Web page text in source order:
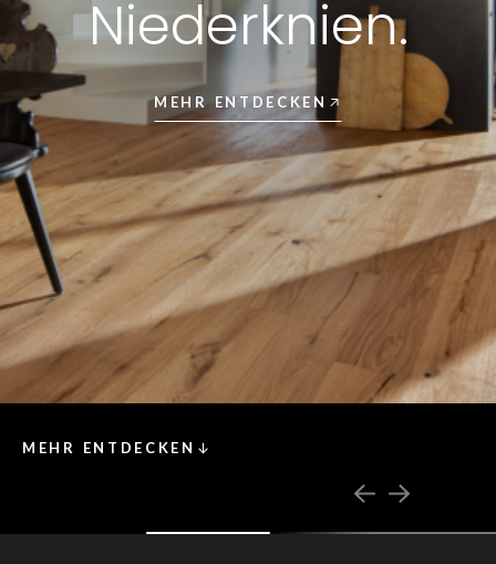
Niederknien.
MEHR ENTDECKEN
MEHR ENTDECKEN
DieDie